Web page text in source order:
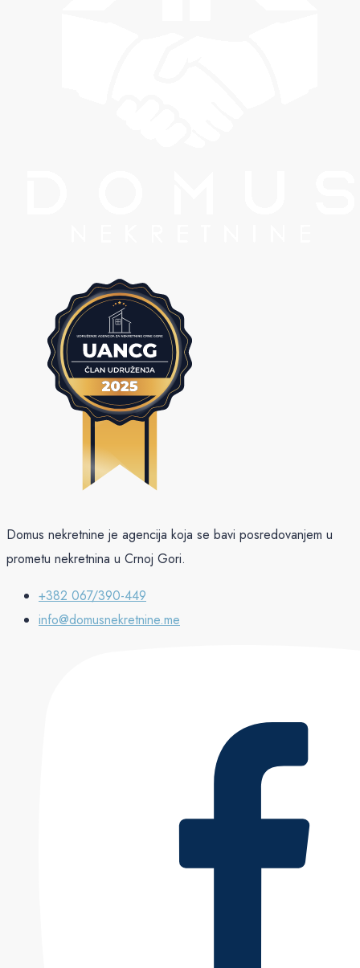
Domus nekretnine je agencija koja se bavi posredovanjem u
prometu nekretnina u Crnoj Gori.
+382 067/390-449
info@domusnekretnine.me